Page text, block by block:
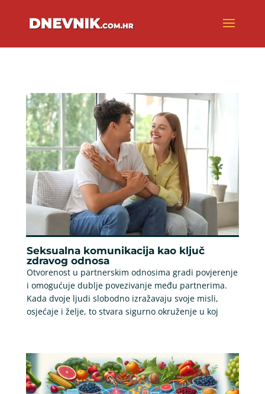
Seksualna komunikacija kao ključ
zdravog odnosa
Otvorenost u partnerskim odnosima gradi povjerenje
i omogućuje dublje povezivanje među partnerima.
Kada dvoje ljudi slobodno izražavaju svoje misli,
osjećaje i želje, to stvara sigurno okruženje u koj